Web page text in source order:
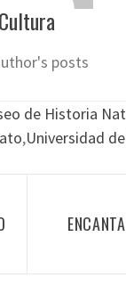
Cultura
posts
de Historia
,Universidad